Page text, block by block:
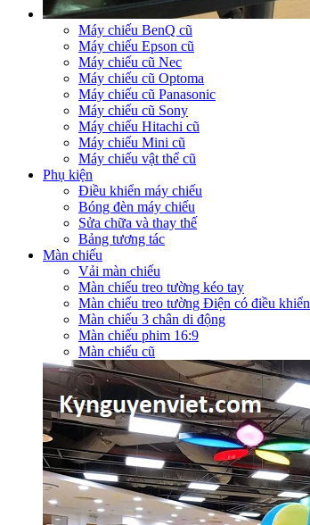
Máy chiếu BenQ cũ
Máy chiếu Epson cũ
Máy chiếu cũ Nec
Máy chiếu cũ Optoma
Máy chiếu cũ Panasonic
Máy chiếu cũ Sony
Máy chiếu Hitachi cũ
Máy chiếu Mini cũ
Máy chiếu vật thể cũ
Phụ kiện
Điều khiển máy chiếu
Bóng đèn máy chiếu
Sửa chữa và thay thế
Bảng tương tác
Màn chiếu
Vải màn chiếu
Màn chiếu treo tường kéo tay
Màn chiếu treo tường Điện có điều khiển
Màn chiếu 3 chân di động
Màn chiếu phim 16:9
Màn chiếu cũ